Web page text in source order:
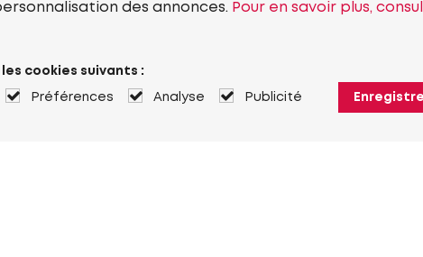
des annonces. Pour en savoir plus,
cookies suivants :
Préférences Analyse Publicité